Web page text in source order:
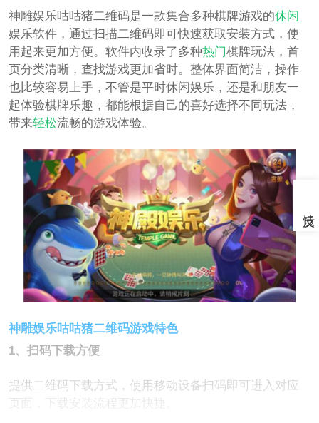
神雕娱乐咕咕猪二维码是一款集合多种棋牌游戏的休闲
娱乐软件，通过扫描二维码即可快速获取安装方式，使
用起来更加方便。软件内收录了多种热门棋牌玩法，首
页分类清晰，查找游戏更加省时。整体界面简洁，操作
也比较容易上手，不管是平时休闲娱乐，还是和朋友一
起体验棋牌乐趣，都能根据自己的喜好选择不同玩法，
带来轻松流畅的游戏体验。
神雕娱乐咕咕猪二维码游戏特色
1、扫码下载方便
提供二维码下载方式，使用移动设备扫码即可进入对应
页面，下载安装流程更加快捷。